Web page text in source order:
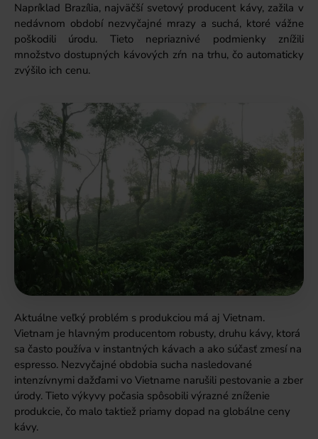
Napríklad Brazília, najväčší svetový producent kávy, zažila v
nedávnom období nezvyčajné mrazy a suchá, ktoré vážne
poškodili úrodu. Tieto nepriaznivé podmienky znížili
množstvo dostupných kávových zŕn na trhu, čo automaticky
zvýšilo ich cenu.
Aktuálne veľký problém s produkciou má aj Vietnam.
Vietnam je hlavným producentom robusty, druhu kávy, ktorá
sa často používa v instantných kávach a ako súčasť zmesí na
espresso. Nezvyčajné obdobia sucha nasledované
intenzívnymi dažďami vo Vietname narušili pestovanie a zber
úrody. Tieto výkyvy počasia spôsobili výrazné zníženie
produkcie, čo malo taktiež priamy dopad na globálne ceny
kávy.